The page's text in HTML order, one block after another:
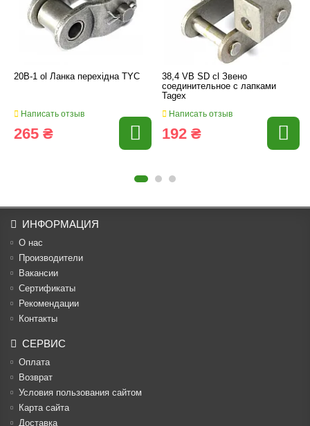
20B-1 ol Ланка перехідна TYC
Написать отзыв
265 ₴
38,4 VB SD cl Звено
соединительное c лапками
Tagex
Написать отзыв
192 ₴
ИНФОРМАЦИЯ
О нас
Производители
Вакансии
Cертификаты
Рекомендации
Контакты
СЕРВИС
Оплата
Возврат
Условия пользования сайтом
Карта сайта
Доставка